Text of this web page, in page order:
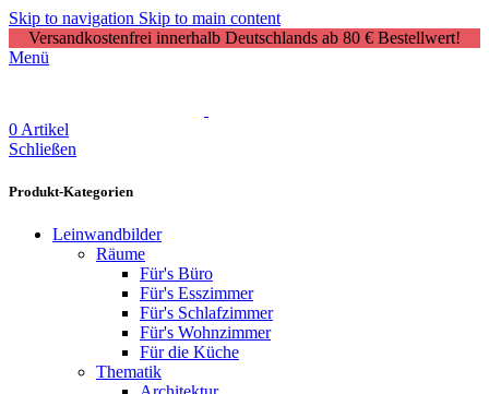
Skip to navigation Skip to main content
Versandkostenfrei innerhalb Deutschlands ab 80 € Bestellwert!
Menü
0 Artikel
Schließen
Produkt-Kategorien
Leinwandbilder
Räume
Für's Büro
Für's Esszimmer
Für's Schlafzimmer
Für's Wohnzimmer
Für die Küche
Thematik